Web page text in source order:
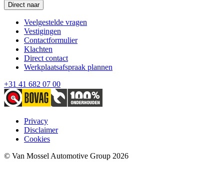
Direct naar
Veelgestelde vragen
Vestigingen
Contactformulier
Klachten
Direct contact
Werkplaatsafspraak plannen
+31 41 682 07 00
Privacy
Disclaimer
Cookies
© Van Mossel Automotive Group 2026